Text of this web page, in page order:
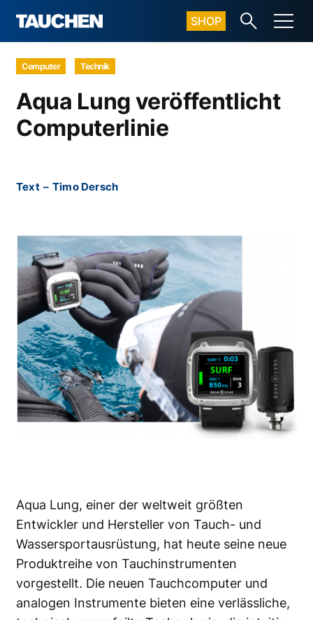
SHOP
Computer Technik
Aqua Lung veröffentlicht
Computerlinie
Text – Timo Dersch
Aqua Lung, einer der weltweit größten
Entwickler und Hersteller von Tauch- und
Wassersportausrüstung, hat heute seine neue
Produktreihe von Tauchinstrumenten
vorgestellt. Die neuen Tauchcomputer und
analogen Instrumente bieten eine verlässliche,